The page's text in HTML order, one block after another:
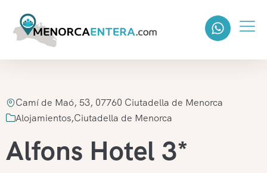
Camí de Maó, 53, 07760 Ciutadella de Menorca
Alojamientos,Ciutadella de Menorca
Alfons Hotel 3*